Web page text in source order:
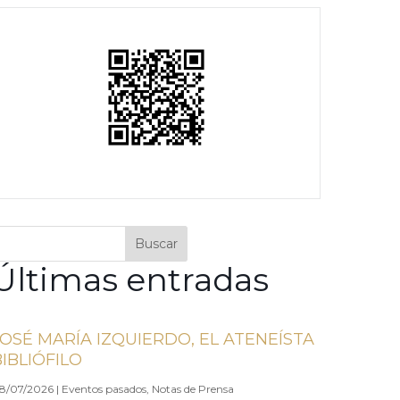
Buscar
entradas
MARÍA IZQUIERDO, EL ATENEÍSTA
07/2026 | Eventos pasados, Notas de Prensa